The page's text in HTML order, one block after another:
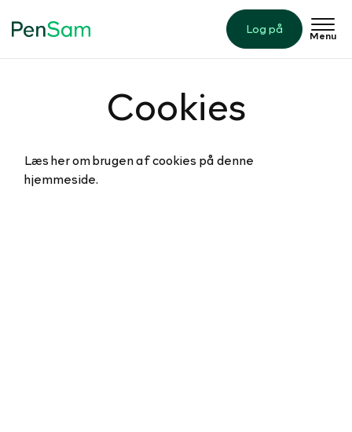
Log på Menu
Cookies
Læs her om brugen af cookies på denne
hjemmeside.